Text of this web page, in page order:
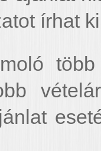
írhat